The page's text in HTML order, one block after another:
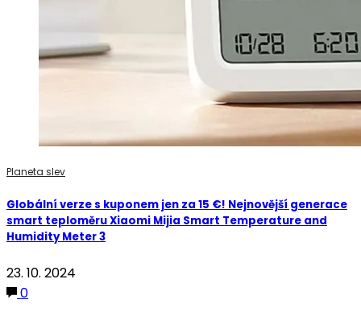
Planeta slev
Globální verze s kuponem jen za 15 €! Nejnovější generace
smart teploměru Xiaomi Mijia Smart Temperature and
Humidity Meter 3
23. 10. 2024
0